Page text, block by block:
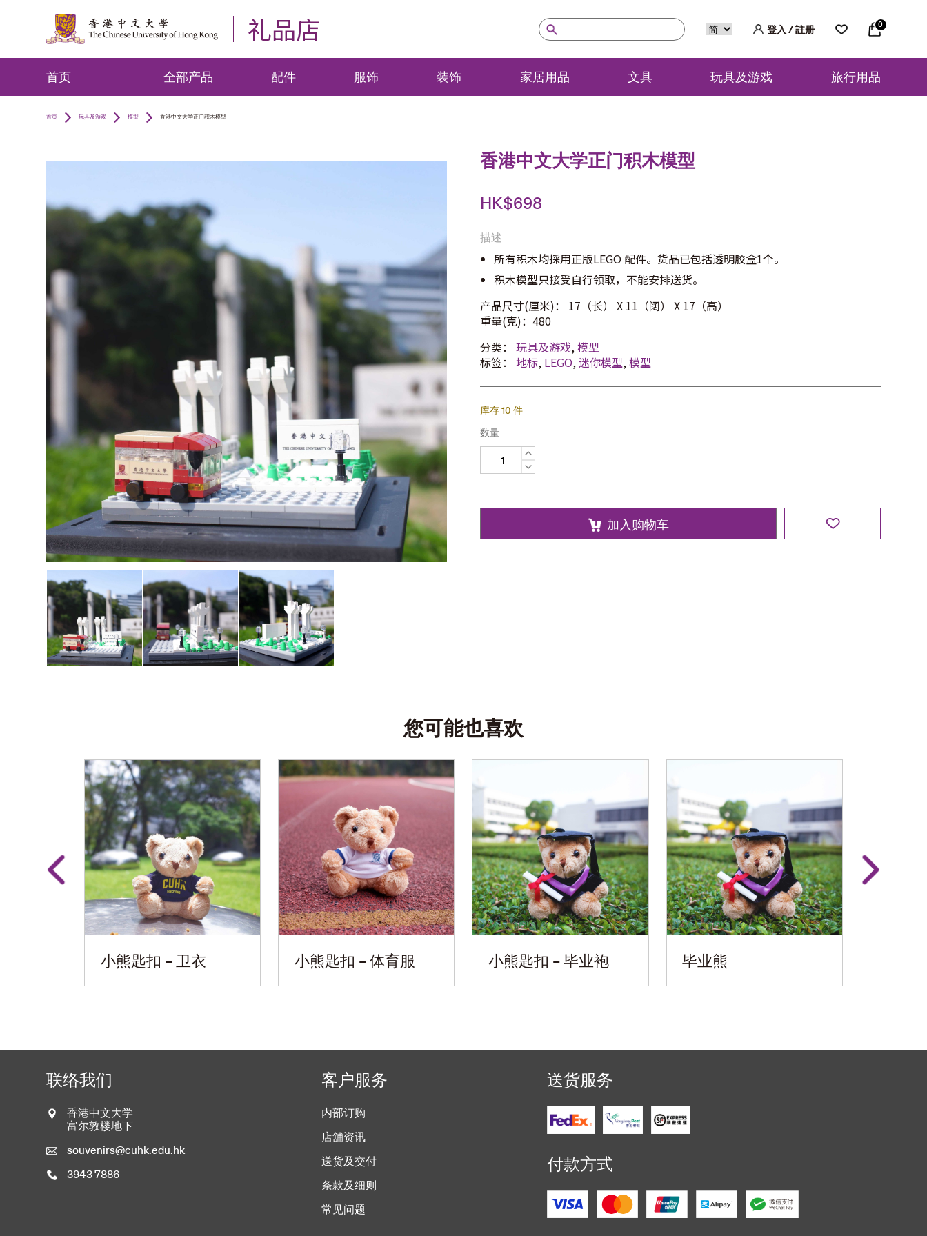
礼品店 登入 / 註册 0
首页 全部产品 配件 服饰 装饰 家居用品 文具 玩具及游戏 旅行用品
首页 玩具及游戏 模型 香港中文大学正门积木模型
香港中文大学正门积木模型
HK$698
描述
所有积木均採用正版LEGO 配件。货品已包括透明胶盒1个。
积木模型只接受自行领取，不能安排送货。
产品尺寸(厘米)： 17（长） X 11（阔） X 17（高）
重量(克)：480
分类：玩具及游戏,模型
标签：地标, LEGO,迷你模型,模型
库存 10 件
数量
香
大
模
加入购物车
您可能也喜欢
小熊匙扣 – 卫衣 小熊匙扣 – 体育服 小熊匙扣 – 毕业袍 毕业熊
联络我们
香港中文大学
富尔敦楼地下
souvenirs@cuhk.edu.hk
3943 7886
客户服务
内部订购
店舖资讯
送货及交付
条款及细则
常见问题
送货服务
付款方式